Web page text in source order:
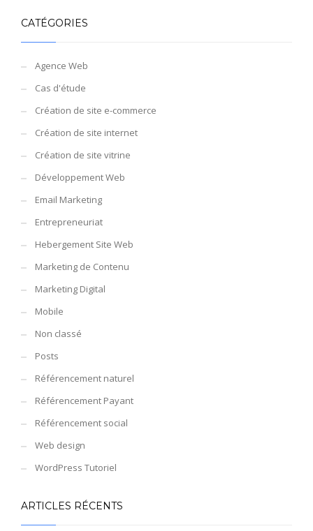
CATÉGORIES
Agence Web
Cas d'étude
Création de site e-commerce
Création de site internet
Création de site vitrine
Développement Web
Email Marketing
Entrepreneuriat
Hebergement Site Web
Marketing de Contenu
Marketing Digital
Mobile
Non classé
Posts
Référencement naturel
Référencement Payant
Référencement social
Web design
WordPress Tutoriel
ARTICLES RÉCENTS